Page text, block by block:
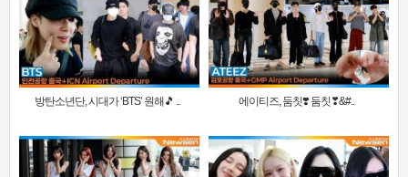
방탄소년단, 시대가 ‘BTS’ 원해🎵 .. 에이티즈, 둠칫❣️ 둠칫❣&#..